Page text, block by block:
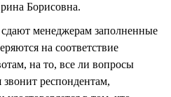
Борисовна.
менеджерам заполненные
на соответствие
на то, все ли вопросы
респондентам,